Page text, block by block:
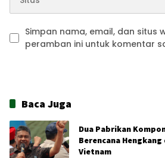
Simpan nama, email, dan situs
peramban ini untuk komentar
Baca Juga
Dua Pabrikan
Berencana
Vietnam